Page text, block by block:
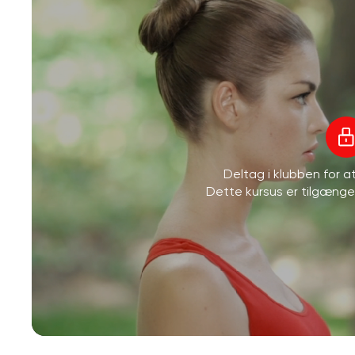
Deltag i klubben for
Dette kursus er